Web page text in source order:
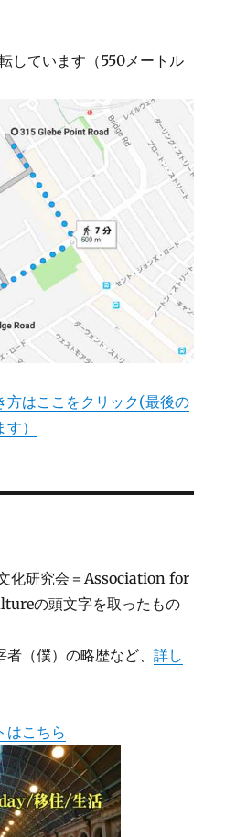
しています（550メートル
方はここをクリック(最後の
）
化研究会＝Association for
の頭文字を取ったもの
者（僕）の略歴など、詳し
はこちら